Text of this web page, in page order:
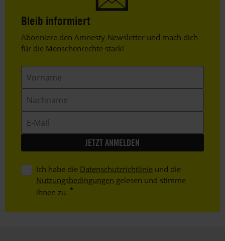
Bleib informiert
Header
Text
Abonniere den Amnesty-Newsletter und mach dich
für die Menschenrechte stark!
Mail
Ich habe die Datenschutzrichtlinie und die
Nutzungsbedingungen gelesen und stimme
ihnen zu.